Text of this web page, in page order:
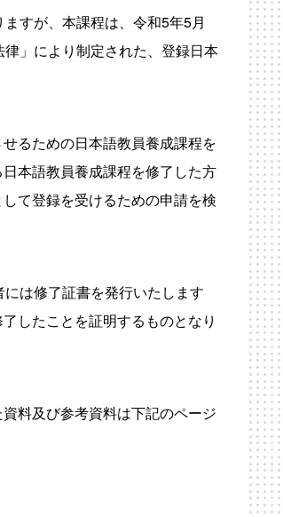
すが、本課程は、令和5年5月
」により制定された、登録日本
るための日本語教員養成課程を
本語教員養成課程を修了した方
て登録を受けるための申請を検
は修了証書を発行いたします
したことを証明するものとなり
料及び参考資料は下記のページ